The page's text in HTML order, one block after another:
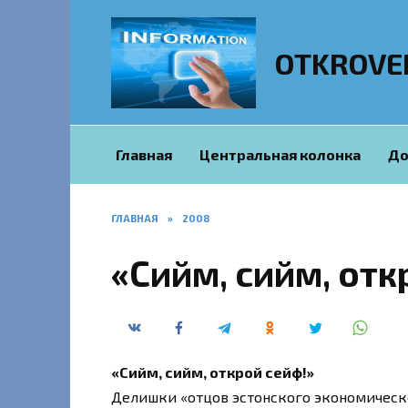
Главная Центральная колонка
ГЛАВНАЯ » 2008
«Сийм, сийм,
«Сийм, сийм, открой сейф!»
Делишки «отцов эстонского